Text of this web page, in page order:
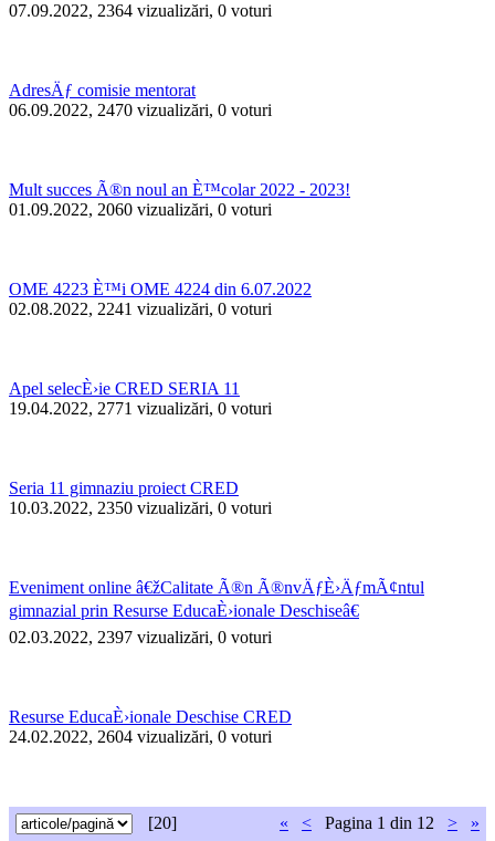
07.09.2022, 2364 vizualizări, 0 voturi
AdresÄƒ comisie mentorat
06.09.2022, 2470 vizualizări, 0 voturi
Mult succes Ã®n noul an È™colar 2022 - 2023!
01.09.2022, 2060 vizualizări, 0 voturi
OME 4223 È™i OME 4224 din 6.07.2022
02.08.2022, 2241 vizualizări, 0 voturi
Apel selecÈ›ie CRED SERIA 11
19.04.2022, 2771 vizualizări, 0 voturi
Seria 11 gimnaziu proiect CRED
10.03.2022, 2350 vizualizări, 0 voturi
Eveniment online â€žCalitate Ã®n Ã®nvÄƒÈ›ÄƒmÃ¢ntul
gimnazial prin Resurse EducaÈ›ionale Deschiseâ€
02.03.2022, 2397 vizualizări, 0 voturi
Resurse EducaÈ›ionale Deschise CRED
24.02.2022, 2604 vizualizări, 0 voturi
[20] « < Pagina 1 din 12 > »